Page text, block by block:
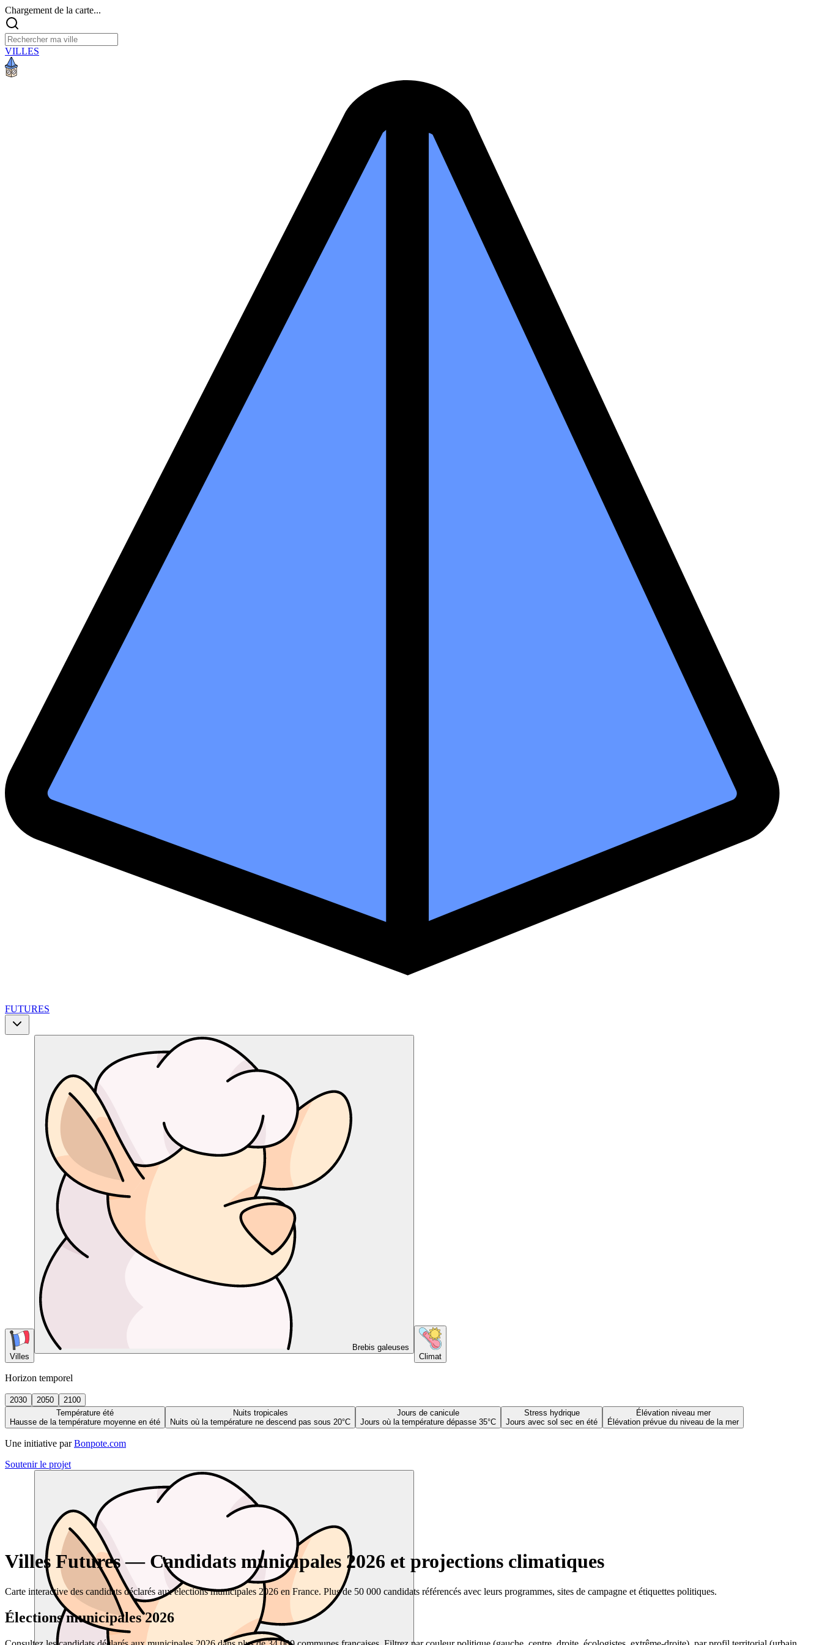
Chargement de la carte...
VILLES
FUTURES
Villes
Brebis galeuses
Climat
Horizon temporel
2030 2050
2100
Température été
Hausse de la température moyenne en été
Nuits tropicales
Nuits où la température ne descend pas sous 20°C
Jours de canicule
Jours où la température dépasse 35°C
Stress hydrique
Jours avec sol sec en été
Élévation niveau mer
Élévation prévue du niveau de la mer
Une initiative par Bonpote.com
Soutenir le projet
Villes Futures — Candidats municipales 2026 et projections climatiques
Carte interactive des candidats déclarés aux élections municipales 2026 en France. Plus de 50 000 candidats référencés avec leurs programmes, sites de campagne et étiquettes politiques.
Élections municipales 2026